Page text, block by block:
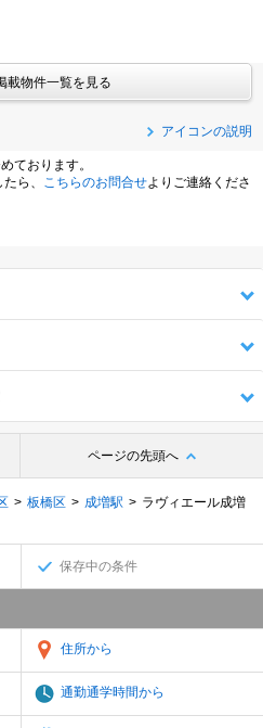
載物件一覧を見る
アイコンの説明
ております。
ら、
こちらのお問合せよりご連絡くださ
ページの先頭へ
板橋区 成増駅
ラヴィエール成増
保存中の条件
住所から
通勤通学時間から